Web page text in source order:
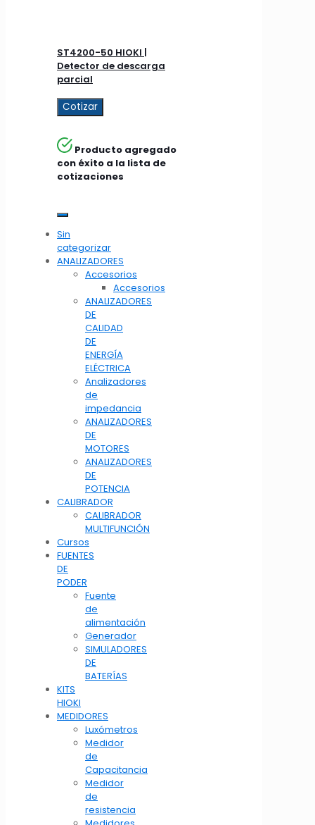
ST4200-50 HIOKI |
Detector de descarga
parcial
Cotizar
Producto agregado
con éxito a la lista de
cotizaciones
Sin
categorizar
ANALIZADORES
Accesorios
Accesorios
ANALIZADORES
DE
CALIDAD
DE
ENERGÍA
ELÉCTRICA
Analizadores
de
impedancia
ANALIZADORES
DE
MOTORES
ANALIZADORES
DE
POTENCIA
CALIBRADOR
CALIBRADOR
MULTIFUNCIÓN
Cursos
FUENTES
DE
PODER
Fuente
de
alimentación
Generador
SIMULADORES
DE
BATERÍAS
KITS
HIOKI
MEDIDORES
Luxómetros
Medidor
de
Capacitancia
Medidor
de
resistencia